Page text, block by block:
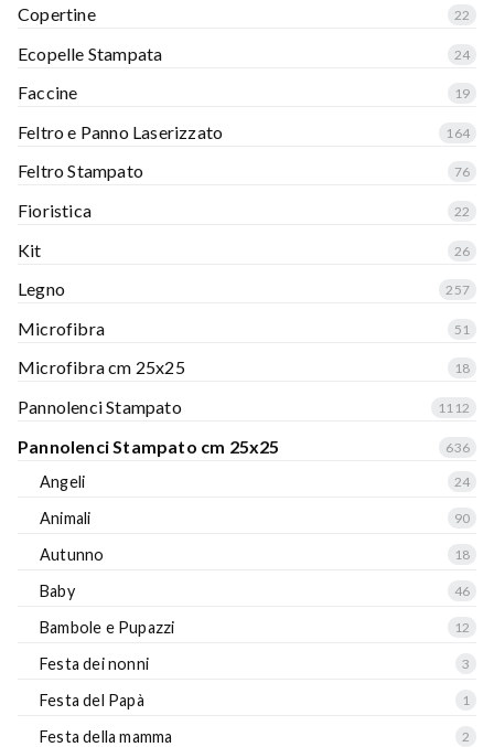
Copertine 22
Ecopelle Stampata 24
Faccine 19
Feltro e Panno Laserizzato 164
Feltro Stampato 76
Fioristica 22
Kit 26
Legno 257
Microfibra 51
Microfibra cm 25x25 18
Pannolenci Stampato 1112
Pannolenci Stampato cm 25x25 636
Angeli 24
Animali 90
Autunno 18
Baby 46
Bambole e Pupazzi 12
Festa dei nonni 3
Festa del Papà 1
Festa della mamma 2